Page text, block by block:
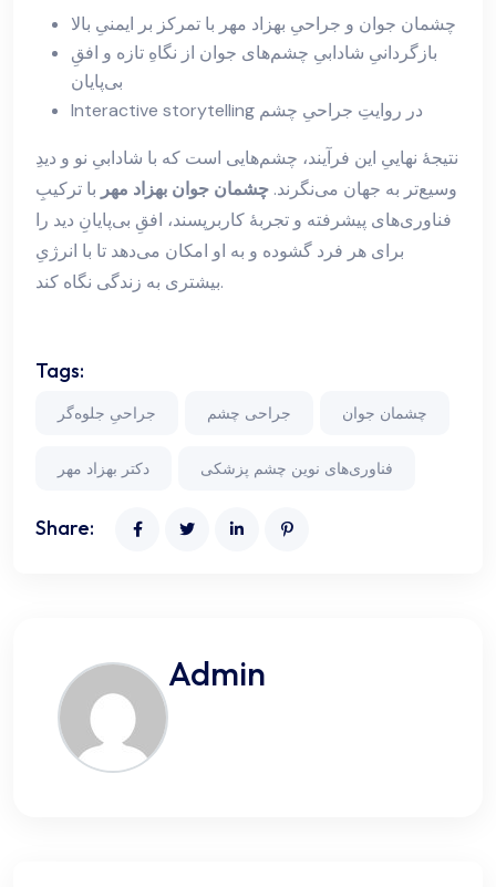
چشمان جوان و جراحیِ بهزاد مهر با تمرکز بر ایمنیِ بالا
بازگردانیِ شادابیِ چشم‌های جوان از نگاهِ تازه و افقِ
بی‌پایان
Interactive storytelling در روایتِ جراحیِ چشم
نتیجهٔ نهاییِ این فرآیند، چشم‌هایی است که با شادابیِ نو و دیدِ
وسیع‌تر به جهان می‌نگرند. چشمان جوان بهزاد مهر با ترکیبِ
فناوری‌های پیشرفته و تجربهٔ کاربرپسند، افقِ بی‌پایانِ دید را
برای هر فرد گشوده و به او امکان می‌دهد تا با انرژیِ
بیشتری به زندگی نگاه کند.
Tags:
جراحیِ جلوه‌گر جراحی چشم چشمان جوان
دکتر بهزاد مهر فناوری‌های نوین چشم پزشکی
Share:
Admin